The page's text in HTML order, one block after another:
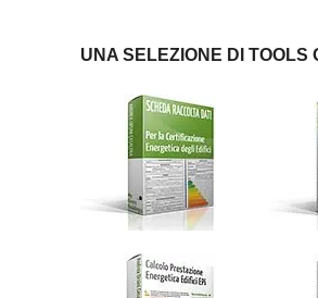
UNA SELEZIONE DI TOOLS